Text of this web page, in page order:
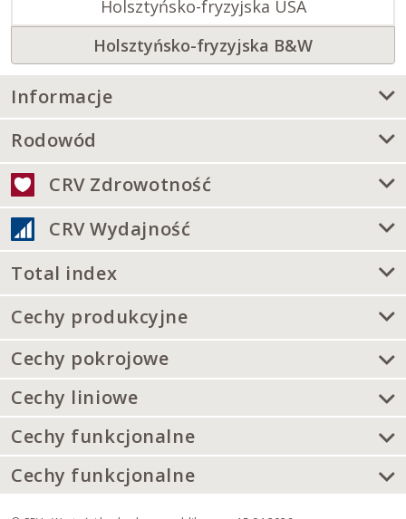
Holsztyńsko-fryzyjska USA
Holsztyńsko-fryzyjska B&W
Informacje
Rodowód
CRV Zdrowotność
CRV Wydajność
Total index
Cechy produkcyjne
Cechy pokrojowe
Cechy liniowe
Cechy funkcjonalne
Cechy funkcjonalne